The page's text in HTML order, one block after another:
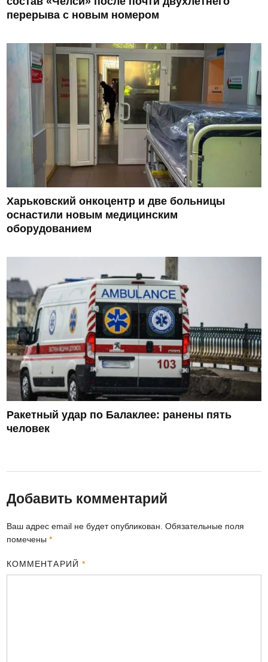
перерыва с новым номером
Харьковский онкоцентр и две больницы
оснастили новым медицинским
оборудованием
Ракетный удар по Балаклее: ранены пять
человек
Добавить комментарий
Ваш адрес email не будет опубликован. Обязательные поля
помечены*
КОММЕНТАРИЙ *